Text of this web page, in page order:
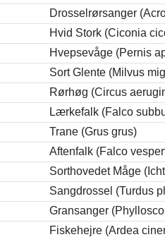
Drosselrørsanger
Hvid Stork (Ciconia
Hvepsevåge (Pernis
Sort Glente (Milvus
Rørhøg (Circus
Lærkefalk (Falco
Trane (Grus grus)
Aftenfalk (Falco
Sorthovedet Måge
Sangdrossel (Turdus
Gransanger
Fiskehejre (Ardea